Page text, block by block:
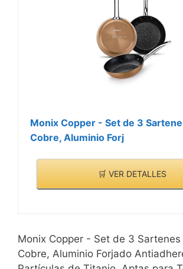
Monix Copper - Set de 3
Cobre, Aluminio Forj
🛒 VER DETALLES
Monix Copper - Set de 3 Sartenes
Cobre, Aluminio Forjado